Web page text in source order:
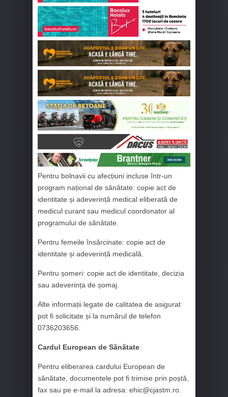
Pentru bolnavii cu afecțiuni incluse într-un
program național de sănătate: copie act de
identitate și adeverință medical eliberată de
medicul curant sau medicul coordonator al
programului de sănătate.
Pentru femeile însărcinate: copie act de
identitate și adeverință medicală.
Pentru șomeri: copie act de identitate, decizia
sau adeverința de șomaj.
Alte informații legate de calitatea de asigurat
pot fi solicitate și la numărul de telefon
0736203656.
Cardul European de Sănătate
Pentru eliberarea cardului European de
sănătate, documentele pot fi trimise prin poștă,
fax sau pe e-mail la adresa: ehic@cjastm.ro.